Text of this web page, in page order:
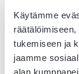
Käytämme
tukemiseen ja
jaamme
alan
Kaikki yhteystiedot
Tilaa tai peruuta
uutiskirjeemme
Ilmoita